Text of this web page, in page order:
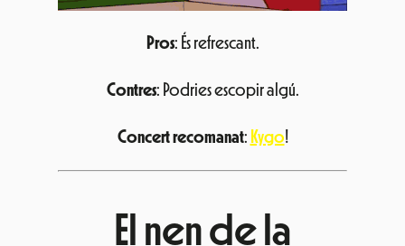
Pros: És refrescant.
Contres: Podries escopir algú.
Concert recomanat: Kygo!
El nen de la